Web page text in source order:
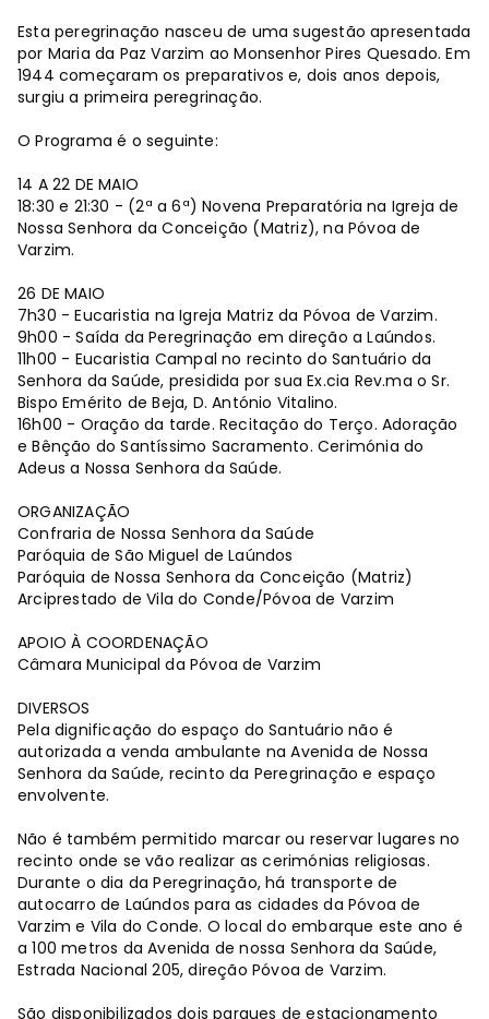
Esta peregrinação nasceu de uma sugestão apresentada
por Maria da Paz Varzim ao Monsenhor Pires Quesado. Em
1944 começaram os preparativos e, dois anos depois,
surgiu a primeira peregrinação.
O Programa é o seguinte:
14 A 22 DE MAIO
18:30 e 21:30 - (2ª a 6ª) Novena Preparatória na Igreja de
Nossa Senhora da Conceição (Matriz), na Póvoa de
Varzim.
26 DE MAIO
7h30 - Eucaristia na Igreja Matriz da Póvoa de Varzim.
9h00 - Saída da Peregrinação em direção a Laúndos.
11h00 - Eucaristia Campal no recinto do Santuário da
Senhora da Saúde, presidida por sua Ex.cia Rev.ma o Sr.
Bispo Emérito de Beja, D. António Vitalino.
16h00 - Oração da tarde. Recitação do Terço. Adoração
e Bênção do Santíssimo Sacramento. Cerimónia do
Adeus a Nossa Senhora da Saúde.
ORGANIZAÇÃO
Confraria de Nossa Senhora da Saúde
Paróquia de São Miguel de Laúndos
Paróquia de Nossa Senhora da Conceição (Matriz)
Arciprestado de Vila do Conde/Póvoa de Varzim
APOIO À COORDENAÇÃO
Câmara Municipal da Póvoa de Varzim
DIVERSOS
Pela dignificação do espaço do Santuário não é
autorizada a venda ambulante na Avenida de Nossa
Senhora da Saúde, recinto da Peregrinação e espaço
envolvente.
Não é também permitido marcar ou reservar lugares no
recinto onde se vão realizar as cerimónias religiosas.
Durante o dia da Peregrinação, há transporte de
autocarro de Laúndos para as cidades da Póvoa de
Varzim e Vila do Conde. O local do embarque este ano é
a 100 metros da Avenida de nossa Senhora da Saúde,
Estrada Nacional 205, direção Póvoa de Varzim.
São disponibilizados dois parques de estacionamento